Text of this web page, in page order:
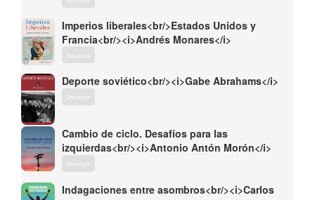
Imperios liberales<br/>Estados Unidos y
Francia<br/><i>Andrés Monares</i>
Descargar
Deporte soviético<br/><i>Gabe Abrahams</i>
Descargar
Cambio de ciclo. Desafíos para las
izquierdas<br/><i>Antonio Antón Morón</i>
Descargar
Indagaciones entre asombros<br/><i>Carlos